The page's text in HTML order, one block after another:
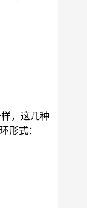
，这几种
形式：